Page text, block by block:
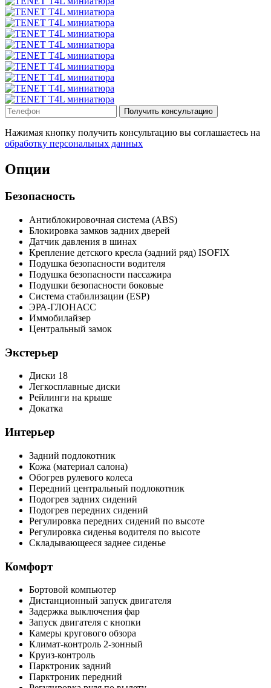
Получить консультацию
Нажимая кнопку получить консультацию вы соглашаетесь на
обработку персональных данных
Опции
Безопасность
Антиблокировочная система (ABS)
Блокировка замков задних дверей
Датчик давления в шинах
Крепление детского кресла (задний ряд) ISOFIX
Подушка безопасности водителя
Подушка безопасности пассажира
Подушки безопасности боковые
Система стабилизации (ESP)
ЭРА-ГЛОНАСС
Иммобилайзер
Центральный замок
Экстерьер
Диски 18
Легкосплавные диски
Рейлинги на крыше
Докатка
Интерьер
Задний подлокотник
Кожа (материал салона)
Обогрев рулевого колеса
Передний центральный подлокотник
Подогрев задних сидений
Подогрев передних сидений
Регулировка передних сидений по высоте
Регулировка сиденья водителя по высоте
Складывающееся заднее сиденье
Комфорт
Бортовой компьютер
Дистанционный запуск двигателя
Задержка выключения фар
Запуск двигателя с кнопки
Камеры кругового обзора
Климат-контроль 2-зонный
Круиз-контроль
Парктроник задний
Парктроник передний